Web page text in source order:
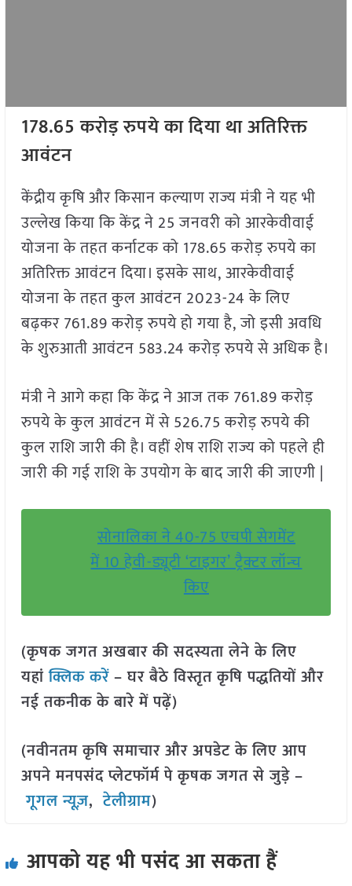
178.65करोड़ रुपये का दिया था अतिरिक्त
आवंटन
केंद्रीय कृषि और किसान कल्याण राज्य मंत्री ने यह भी
उल्लेख किया कि केंद्र ने 25 जनवरी को आरकेवीवाई
योजना के तहत कर्नाटक को 178.65 करोड़ रुपये का
अतिरिक्त आवंटन दिया। इसके साथ, आरकेवीवाई
योजना के तहत कुल आवंटन 2023-24 के लिए
बढ़कर 761.89 करोड़ रुपये हो गया है, जो इसी अवधि
के शुरुआती आवंटन 583.24 करोड़ रुपये से अधिक है।
मंत्री ने आगे कहा कि केंद्र ने आज तक 761.89 करोड़
रुपये के कुल आवंटन में से 526.75 करोड़ रुपये की
कुल राशि जारी की है। वहीं शेष राशि राज्य को पहले ही
जारी की गई राशि के उपयोग के बाद जारी की जाएगी |
सोनालिका ने 40-75 एचपी सेगमेंट
में 10 हेवी-ड्यूटी ‘टाइगर’ ट्रैक्टर लॉन्च
किए
(कृषक जगत अखबार की सदस्यता लेने के लिए
यहांक्लिक करें– घर बैठे विस्तृत कृषि पद्धतियों और
नई तकनीक के बारे में पढ़ें)
(नवीनतम कृषि समाचार और अपडेट के लिए आप
अपने मनपसंद प्लेटफॉर्म पे कृषक जगत से जुड़े –
गूगल न्यूज़,टेलीग्राम)
आपको यह भी पसंद आ सकता हैं